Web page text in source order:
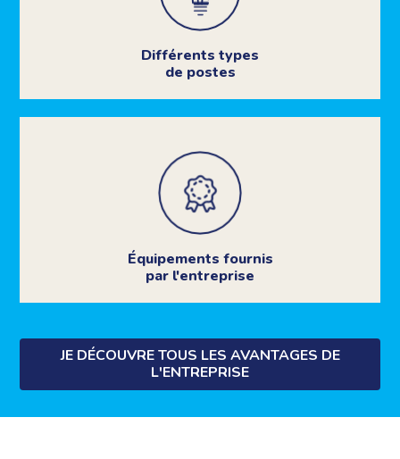
Différents types
de postes
Équipements fournis
par l'entreprise
JE DÉCOUVRE TOUS LES AVANTAGES DE
L'ENTREPRISE